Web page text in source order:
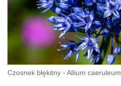
Czosnek błękitny - Allium caeruleum